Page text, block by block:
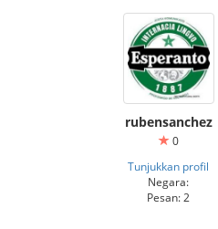
rubensanchez
0
Tunjukkan profil
Negara:
Pesan: 2